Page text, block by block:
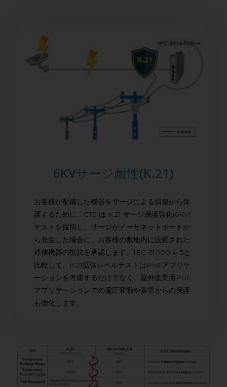
6KVサージ耐性(K.21)
お客様が配備した機器をサージによる損傷から保
護するために、CTS は K.21 サージ保護強化(6KV)
テストを採用し、サージがイーサネットポートか
ら発生した場合に、お客様の敷地内に設置された
通信機器の抵抗を承認します。IEC-61000-4-5と
比較して、K.21拡張レベルテストはPoEアプリケ
ーションを考慮するだけでなく、屋外産業用PoE
アプリケーションでの電圧変動や落雷からの保護
も強化します。